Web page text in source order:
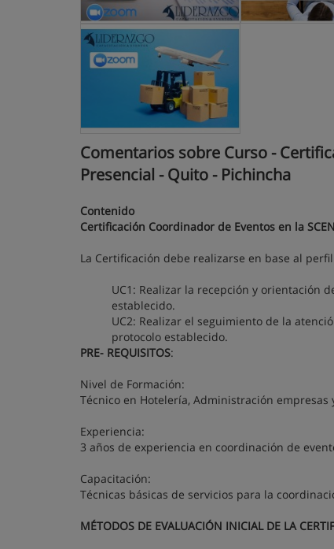
Comentarios sobre Curso -
Presencial - Quito - Pichincha
Contenido
Certificación Coordinador de Eventos en la
La Certificación debe realizarse en base al perfil
UC1: Realizar la recepción y orientación
establecido.
UC2: Realizar el seguimiento de la
protocolo establecido.
PRE- REQUISITOS:
Nivel de Formación:
Técnico en Hotelería, Administración empresas
Experiencia:
3 años de experiencia en coordinación de
Capacitación:
Técnicas básicas de servicios para la
MÉTODOS DE EVALUACIÓN INICIAL DE LA